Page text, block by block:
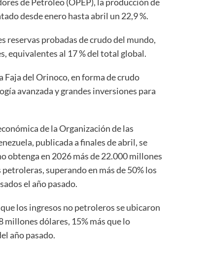
desde enero hasta abril un 22,9 %.
reservas probadas de crudo del mundo,
equivalentes al 17 % del total global.
Faja del Orinoco, en forma de crudo
avanzada y grandes inversiones para
de la Organización de las
publicada a finales de abril, se
obtenga en 2026 más de 22.000 millones
superando en más de 50% los
el año pasado.
los ingresos no petroleros se ubicaron
dólares, 15% más que lo
año pasado.